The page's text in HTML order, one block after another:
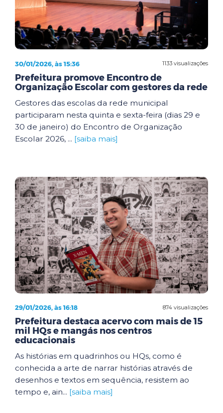
1133 visualizações
30/01/2026, às 15:36
Prefeitura promove Encontro de
Organização Escolar com gestores da rede
Gestores das escolas da rede municipal
participaram nesta quinta e sexta-feira (dias 29 e
30 de janeiro) do Encontro de Organização
Escolar 2026, ... [saiba mais]
874 visualizações
29/01/2026, às 16:18
Prefeitura destaca acervo com mais de 15
mil HQs e mangás nos centros
educacionais
As histórias em quadrinhos ou HQs, como é
conhecida a arte de narrar histórias através de
desenhos e textos em sequência, resistem ao
tempo e, ain... [saiba mais]